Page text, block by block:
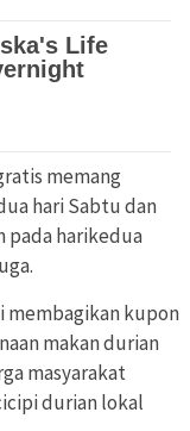
memang
hari Sabtu dan
pada harikedua
membagikan kupon
makan durian
masyarakat
durian lokal